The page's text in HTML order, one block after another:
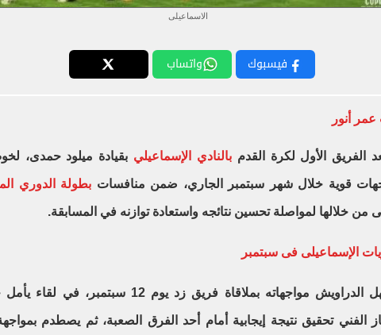
الاسماعيلى
فيسبوك واتساب
أنور
الفريق الأول لكرة القدم بالنادي الإسماعيلي
قوية خلال شهر سبتمبر الجاري، ضمن منافسات بطولة الدوري
من خلالها لمواصلة تحسين نتائجه واستعادة توازنه في المسابقة.
الإسماعيلى فى سبتمبر
يستهل الدراويش مواجهاته بملاقاة فريق زد يوم 12 سبتمبر، في
الفني تحقيق نتيجة إيجابية أمام أحد الفرق الصعبة، ثم يصطدم